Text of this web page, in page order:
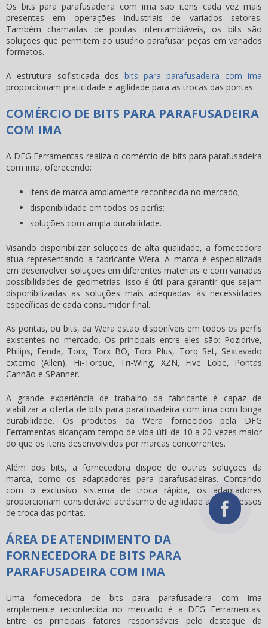
Os bits para parafusadeira com ima são itens cada vez mais
presentes em operações industriais de variados setores.
Também chamadas de pontas intercambiáveis, os bits são
soluções que permitem ao usuário parafusar peças em variados
formatos.
A estrutura sofisticada dos bits para parafusadeira com ima
proporcionam praticidade e agilidade para as trocas das pontas.
COMÉRCIO DE BITS PARA PARAFUSADEIRA
COM IMA
A DFG Ferramentas realiza o comércio de bits para parafusadeira
com ima, oferecendo:
itens de marca amplamente reconhecida no mercado;
disponibilidade em todos os perfis;
soluções com ampla durabilidade.
Visando disponibilizar soluções de alta qualidade, a fornecedora
atua representando a fabricante Wera. A marca é especializada
em desenvolver soluções em diferentes materiais e com variadas
possibilidades de geometrias. Isso é útil para garantir que sejam
disponibilizadas as soluções mais adequadas às necessidades
específicas de cada consumidor final.
As pontas, ou bits, da Wera estão disponíveis em todos os perfis
existentes no mercado. Os principais entre eles são: Pozidrive,
Philips, Fenda, Torx, Torx BO, Torx Plus, Torq Set, Sextavado
externo (Allen), Hi-Torque, Tri-Wing, XZN, Five Lobe, Pontas
Canhão e SPanner.
A grande experiência de trabalho da fabricante é capaz de
viabilizar a oferta de bits para parafusadeira com ima com longa
durabilidade. Os produtos da Wera fornecidos pela DFG
Ferramentas alcançam tempo de vida útil de 10 a 20 vezes maior
do que os itens desenvolvidos por marcas concorrentes.
Além dos bits, a fornecedora dispõe de outras soluções da
marca, como os adaptadores para parafusadeiras. Contando
com o exclusivo sistema de troca rápida, os adaptadores
proporcionam considerável acréscimo de agilidade aos processos
de troca das pontas.
ÁREA DE ATENDIMENTO DA
FORNECEDORA DE BITS PARA
PARAFUSADEIRA COM IMA
Uma fornecedora de bits para parafusadeira com ima
amplamente reconhecida no mercado é a DFG Ferramentas.
Entre os principais fatores responsáveis pelo destaque da